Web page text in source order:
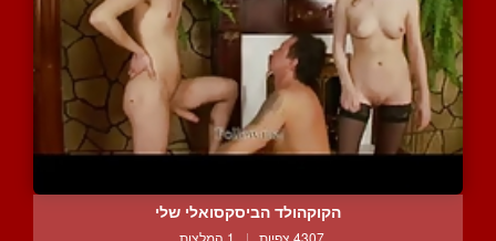
הקוקהולד הביסקסואלי שלי